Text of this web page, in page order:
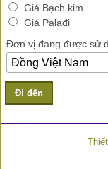
Giá Bạch kim
Giá Palađi
Đơn vị đang được sử
Đi đến